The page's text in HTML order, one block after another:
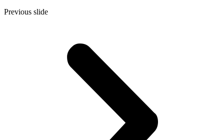
Previous slide